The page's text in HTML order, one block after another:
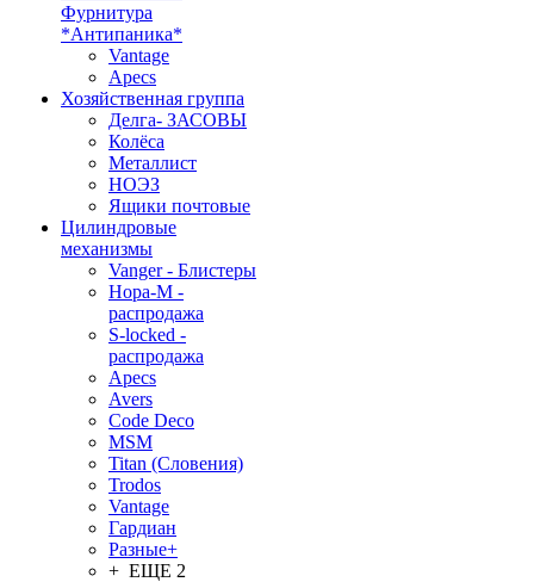
Фурнитура
*Антипаника*
Vantage
Apecs
Хозяйственная группа
Делга- ЗАСОВЫ
Колёса
Металлист
НОЭЗ
Ящики почтовые
Цилиндровые
механизмы
Vanger - Блистеры
Нора-М -
распродажа
S-locked -
распродажа
Apecs
Avers
Code Deco
MSM
Titan (Словения)
Trodos
Vantage
Гардиан
Разные+
+ ЕЩЕ 2